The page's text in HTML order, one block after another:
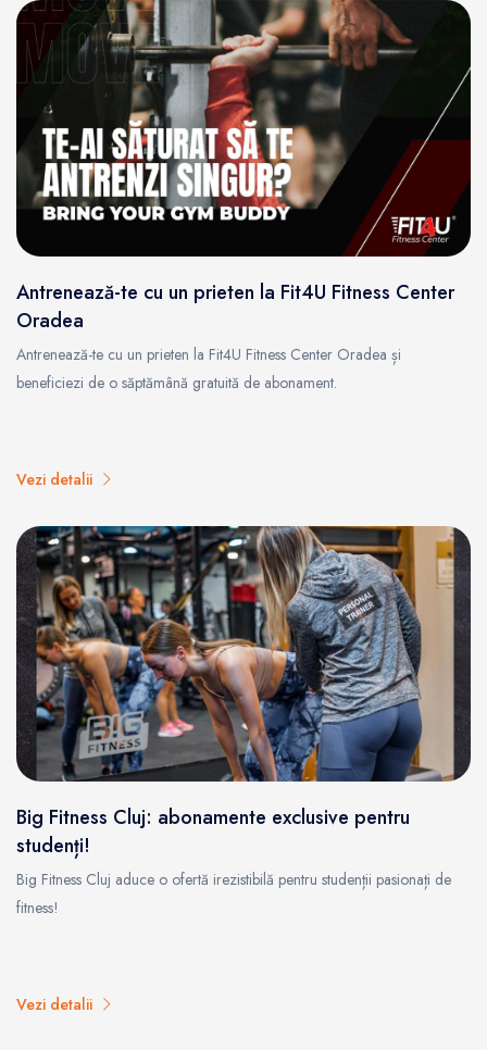
Antrenează-te cu un prieten la Fit4U Fitness Center
Oradea
Antrenează-te cu un prieten la Fit4U Fitness Center Oradea și
beneficiezi de o săptămână gratuită de abonament.
Vezi detalii
Big Fitness Cluj: abonamente exclusive pentru
studenți!
Big Fitness Cluj aduce o ofertă irezistibilă pentru studenții pasionați de
fitness!
Vezi detalii